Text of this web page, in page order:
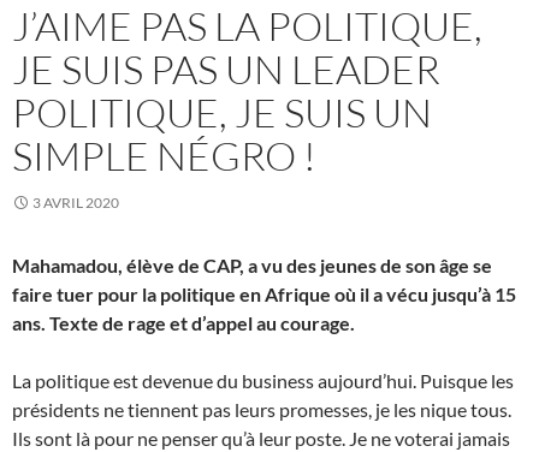
J’AIME PAS LA POLITIQUE,
JE SUIS PAS UN LEADER
POLITIQUE, JE SUIS UN
SIMPLE NÉGRO !
3 AVRIL 2020
Mahamadou, élève de CAP, a vu des jeunes de son âge se
faire tuer pour la politique en Afrique où il a vécu jusqu’à 15
ans. Texte de rage et d’appel au courage.
La politique est devenue du business aujourd’hui. Puisque les
présidents ne tiennent pas leurs promesses, je les nique tous.
Ils sont là pour ne penser qu’à leur poste. Je ne voterai jamais